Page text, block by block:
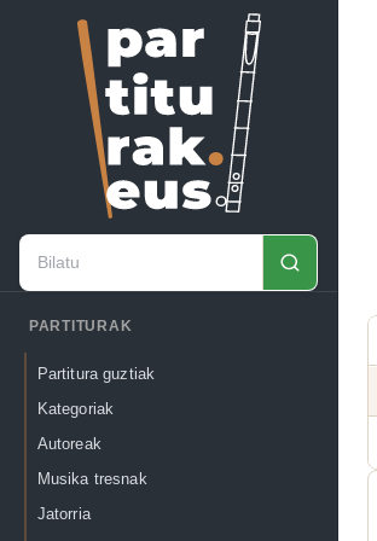
PARTITURAK
Partitura guztiak
Kategoriak
Autoreak
Musika tresnak
Jatorria